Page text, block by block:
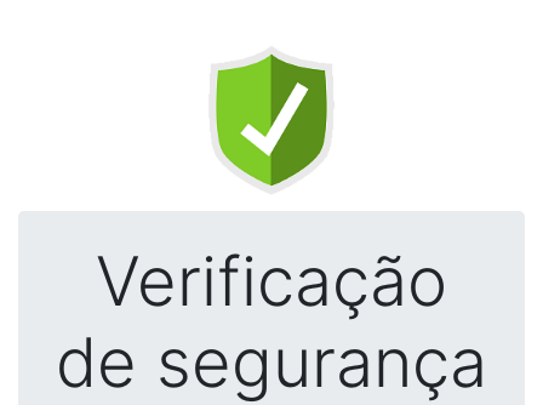
Verificação
de segurança